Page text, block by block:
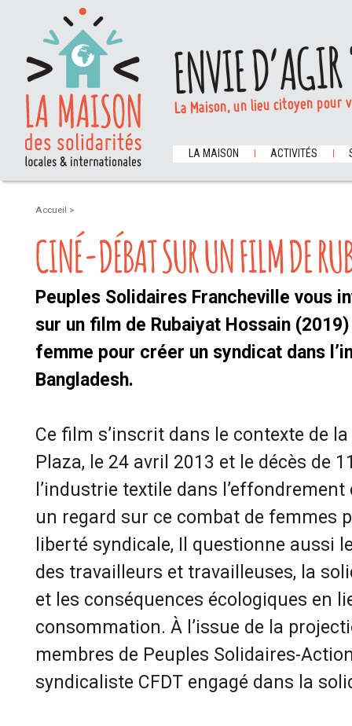
ENVIE
La Maison, un lieu citoyen
LA MAISON ACTIVITÉS
Accueil >
CINÉ-DÉBAT SUR UN FILM DE
Peuples Solidaires Francheville vous
sur un film de Rubaiyat Hossain
femme pour créer un syndicat dans
Bangladesh.
Ce film s’inscrit dans le contexte de
Plaza, le 24 avril 2013 et le décès de
l’industrie textile dans
un regard sur ce combat de femmes
liberté syndicale, Il questionne aussi
des travailleurs et travailleuses, la
et les conséquences écologiques en
consommation. À l’issue de la
membres de Peuples Solidaires-
syndicaliste CFDT engagé dans la